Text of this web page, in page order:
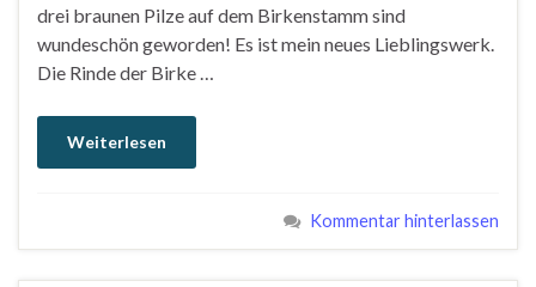
drei braunen Pilze auf dem Birkenstamm sind
wundeschön geworden! Es ist mein neues Lieblingswerk.
Die Rinde der Birke …
Weiterlesen
Kommentar hinterlassen